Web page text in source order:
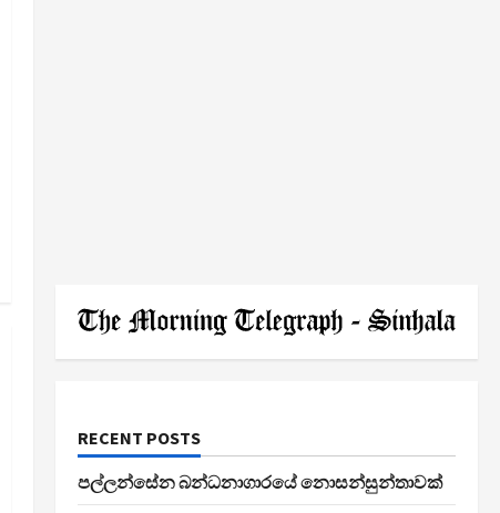
RECENT POSTS
පල්ලන්සේන බන්ධනාගාරයේ නොසන්සුන්තාවක්